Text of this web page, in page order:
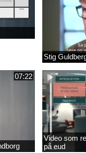
Stig
07:22
Video som
på eud